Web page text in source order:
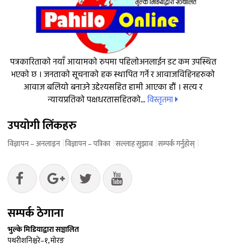
पत्रकारिताको नयाँ आयामको रुपमा पहिलोअनलाईन डट कम उपस्थित
भएको छ । जनताको सूचनाको हक स्थापित गर्ने र आवाजविहिनहरुको
आवाज बलियो बनाउने उद्देश्यसहित हामी आएका हौं । सत्य र
न्यायप्रतिको पक्षधरतासहितको...विस्तृतमा
उपयोगी लिंकहरु
विज्ञापन – अनलाइन विज्ञापन – पत्रिका सल्लाह सुझाव सम्पर्क गर्नुहोस्
सम्पर्क ठेगाना
भुल्के मिडियाद्वारा सञ्चालित
पथरीशनिश्चरे–१, मोरङ